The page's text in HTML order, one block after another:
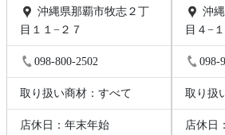
目１１−２７
098-800-2502
取り扱い商材：すべて
店休日：年末年始
沖縄県浦添市城間１丁
目４−１
098-
取り扱
店休日